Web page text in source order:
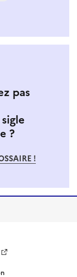
pas
?
!